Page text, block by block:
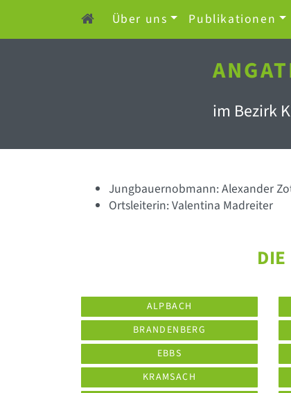
Über uns Publikationen
im Bezirk
Jungbauernobmann: Alexander
Ortsleiterin: Valentina Madreiter
ALPBACH
BRANDENBERG
EBBS
KRAMSACH